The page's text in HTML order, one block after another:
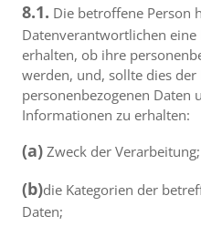
8.1. Die betroffene Person
Datenverantwortlichen
erhalten, ob ihre
werden, und, sollte dies der
personenbezogenen Daten
Informationen zu erhalten:
(a) Zweck der Verarbeitung;
(b)die Kategorien der
Daten;